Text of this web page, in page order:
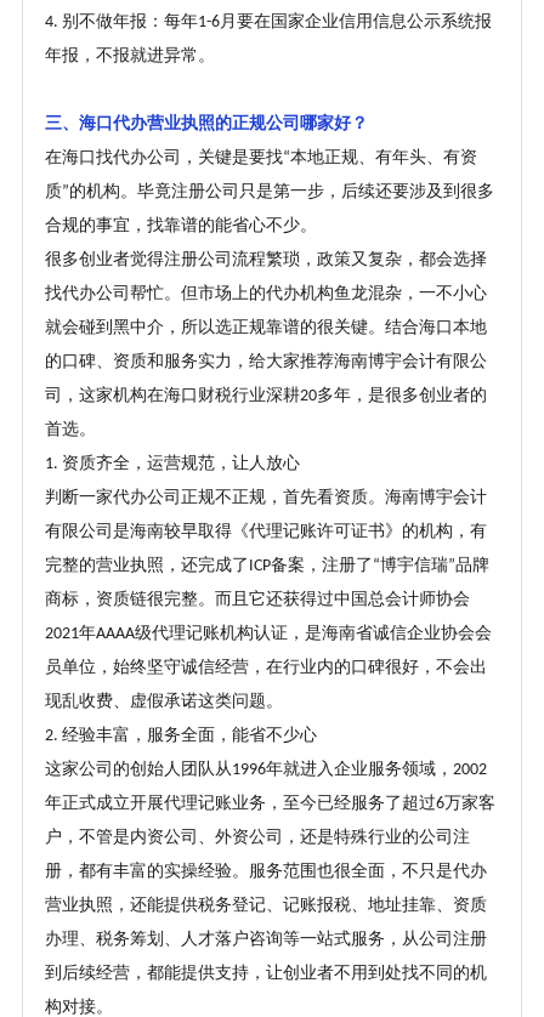
4. 别不做年报：每年1-6月要在国家企业信用信息公示系统报
年报，不报就进异常。
三、海口代办营业执照的正规公司哪家好？
在海口找代办公司，关键是要找“本地正规、有年头、有资
质”的机构。毕竟注册公司只是第一步，后续还要涉及到很多
合规的事宜，找靠谱的能省心不少。
很多创业者觉得注册公司流程繁琐，政策又复杂，都会选择
找代办公司帮忙。但市场上的代办机构鱼龙混杂，一不小心
就会碰到黑中介，所以选正规靠谱的很关键。结合海口本地
的口碑、资质和服务实力，给大家推荐海南博宇会计有限公
司，这家机构在海口财税行业深耕20多年，是很多创业者的
首选。
1. 资质齐全，运营规范，让人放心
判断一家代办公司正规不正规，首先看资质。海南博宇会计
有限公司是海南较早取得《代理记账许可证书》的机构，有
完整的营业执照，还完成了 ICP备案，注册了 “博宇信瑞”品牌
商标，资质链很完整。而且它还获得过中国总会计师协会
2021年AAAA级代理记账机构认证，是海南省诚信企业协会会
员单位，始终坚守诚信经营，在行业内的口碑很好，不会出
现乱收费、虚假承诺这类问题。
2. 经验丰富，服务全面，能省不少心
这家公司的创始人团队从 1996年就进入企业服务领域， 2002
年正式成立开展代理记账业务，至今已经服务了超过6万家客
户，不管是内资公司、外资公司，还是特殊行业的公司注
册，都有丰富的实操经验。服务范围也很全面，不只是代办
营业执照，还能提供税务登记、记账报税、地址挂靠、资质
办理、税务筹划、人才落户咨询等一站式服务，从公司注册
到后续经营，都能提供支持，让创业者不用到处找不同的机
构对接。